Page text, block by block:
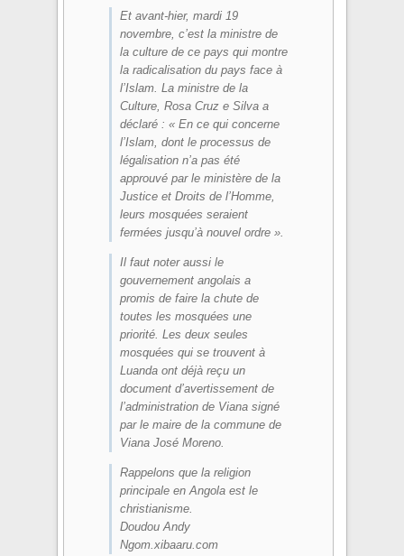
Et avant-hier, mardi 19
novembre, c’est la ministre de
la culture de ce pays qui montre
la radicalisation du pays face à
l’Islam. La ministre de la
Culture, Rosa Cruz e Silva a
déclaré : « En ce qui concerne
l’Islam, dont le processus de
légalisation n’a pas été
approuvé par le ministère de la
Justice et Droits de l’Homme,
leurs mosquées seraient
fermées jusqu’à nouvel ordre ».
Il faut noter aussi le
gouvernement angolais a
promis de faire la chute de
toutes les mosquées une
priorité. Les deux seules
mosquées qui se trouvent à
Luanda ont déjà reçu un
document d’avertissement de
l’administration de Viana signé
par le maire de la commune de
Viana José Moreno.
Rappelons que la religion
principale en Angola est le
christianisme.
Doudou Andy
Ngom.xibaaru.com